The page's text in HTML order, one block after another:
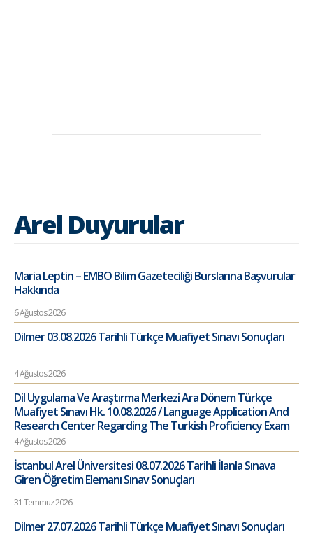
Arel Duyurular
Maria Leptin – EMBO Bilim Gazeteciliği Burslarına Başvurular
Hakkında
6 Ağustos 2026
Dilmer 03.08.2026 Tarihli Türkçe Muafiyet Sınavı Sonuçları
4 Ağustos 2026
Dil Uygulama Ve Araştırma Merkezi Ara Dönem Türkçe
Muafiyet Sınavı Hk. 10.08.2026 / Language Application And
Research Center Regarding The Turkish Proficiency Exam
4 Ağustos 2026
İstanbul Arel Üniversitesi 08.07.2026 Tarihli İlanla Sınava
Giren Öğretim Elemanı Sınav Sonuçları
31 Temmuz 2026
Dilmer 27.07.2026 Tarihli Türkçe Muafiyet Sınavı Sonuçları